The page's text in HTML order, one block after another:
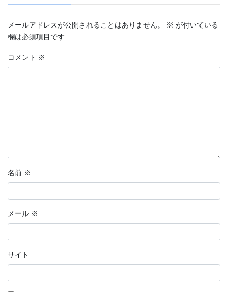
メールアドレスが公開されることはありません。 ※ が付いている
欄は必須項目です
コメント ※
名前 ※
メール ※
サイト